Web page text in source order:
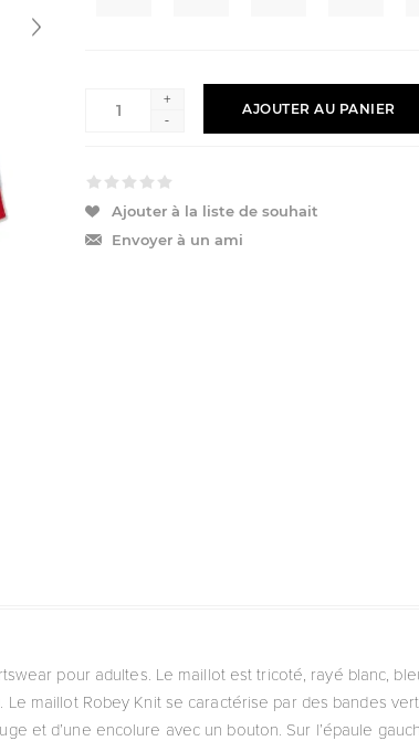
+
-
AJOUTER AU PANIER
Ajouter à la liste de souhait
Envoyer à un ami
pour adultes. Le maillot est tricoté, rayé blanc,
maillot Robey Knit se caractérise par des bandes
et d’une encolure avec un bouton. Sur l’épaule